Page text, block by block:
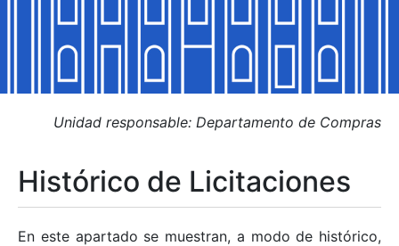
Mostrar/Ocultar
Mostrar/Ocultar
Mostrar/Ocultar
Mostrar/Ocultar
Unidad responsable: Departamento de Compras
Histórico de Licitaciones
En este apartado se muestran, a modo de histórico,